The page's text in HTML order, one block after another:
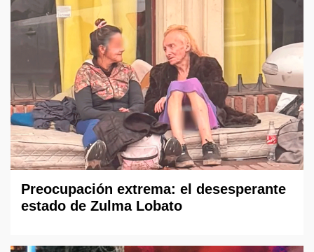
Preocupación extrema: el desesperante
estado de Zulma Lobato